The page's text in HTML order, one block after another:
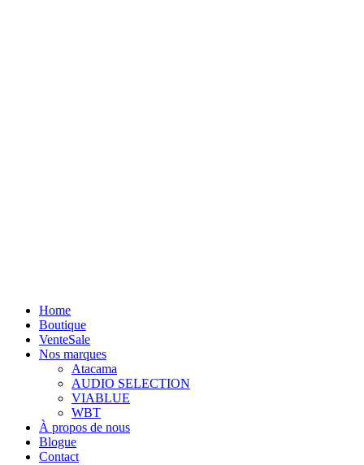
Home
Boutique
VenteSale
Nos marques
Atacama
AUDIO SELECTION
VIABLUE
WBT
À propos de nous
Blogue
Contact